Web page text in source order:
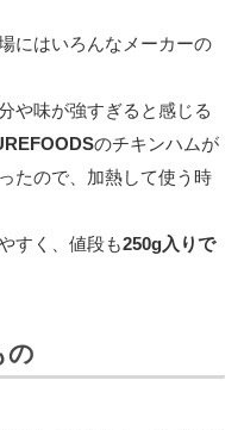
にはいろんなメーカーの
や味が強すぎると感じる
のチキンハムが
たので、加熱して使う時
すく、値段も250g入りで
の